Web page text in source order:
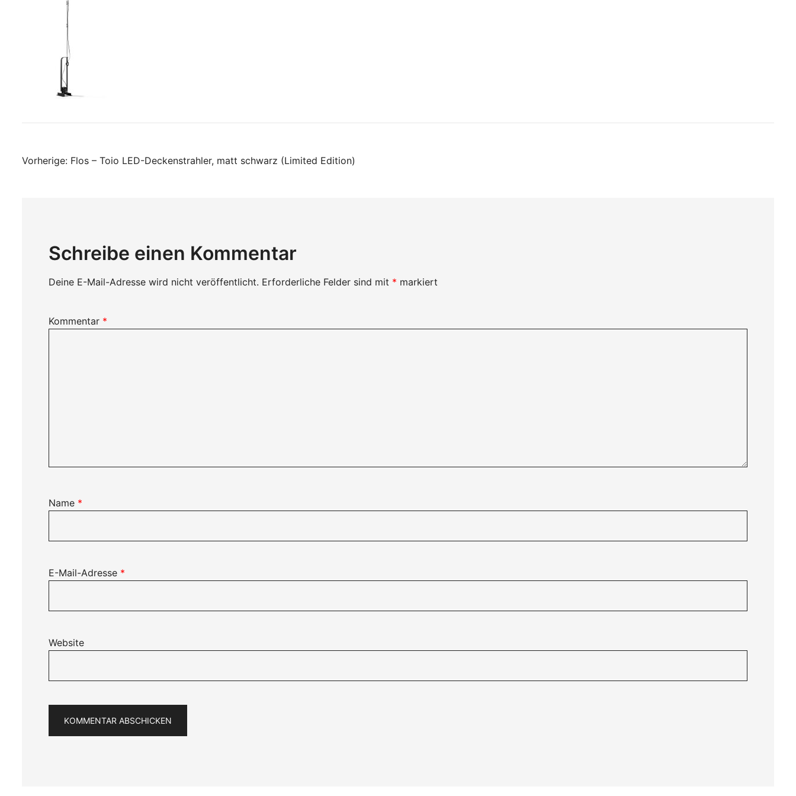
Beitragsnavigation
Vorherige: Flos – Toio LED-Deckenstrahler, matt schwarz (Limited Edition)
Schreibe einen Kommentar
Deine E-Mail-Adresse wird nicht veröffentlicht. Erforderliche Felder sind mit * markiert
Kommentar *
Name *
E-Mail-Adresse *
Website